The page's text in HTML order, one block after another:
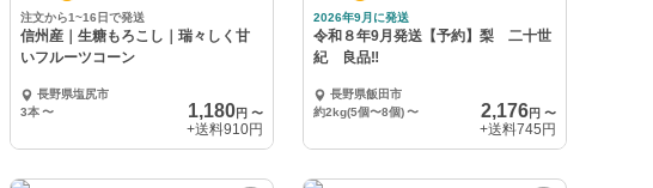
注文から1~16日で発送
信州産｜生糖もろこし｜瑞々しく甘
いフルーツコーン
長野県塩尻市
3本 〜 1,180円〜
+送料910円
2026年9月に発送
令和８年9月発送【予約】梨 二十世
紀 良品‼️
長野県飯田市
約2kg(5個〜8個)〜 2,176円 〜
+送料745円